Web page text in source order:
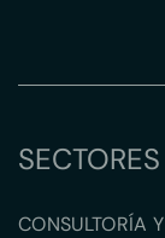
SECTORES
CONSULTORÍA